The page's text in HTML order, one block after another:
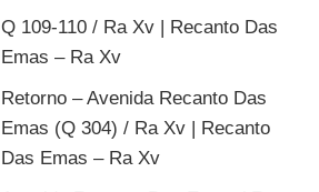
Q 109-110 / Ra Xv | Recanto Das
Emas – Ra Xv
Retorno – Avenida Recanto Das
Emas (Q 304) / Ra Xv | Recanto
Das Emas – Ra Xv